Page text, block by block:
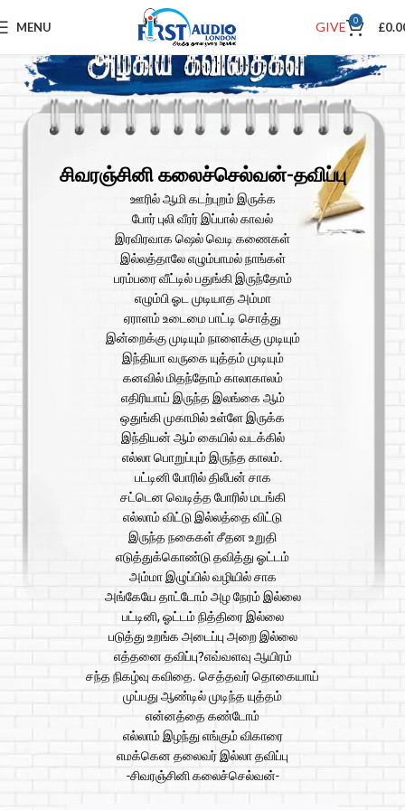
MENU GIVE 0 £
சிவரஞ்சினி கலைச்செல்வன்-தவிப்பு
ஊரில் ஆமி கடற்புறம் இருக்க
போர் புலி வீரர் இப்பால் காவல்
இரவிரவாக ஷெல் வெடி கணைகள்
இல்லத்தாலே எழும்பாமல் நாங்கள்
பரம்பரை வீட்டில் பதுங்கி இருந்தோம்
எழும்பி ஓட முடியாத அம்மா
ஏராளம் உடைமை பாட்டி சொத்து
இன்றைக்கு முடியும் நாளைக்கு முடியும்
இந்தியா வருகை யுத்தம் முடியும்
கனவில் மிதந்தோம் காலாகாலம்
எதிரியாய் இருந்த இலங்கை ஆம்
ஒதுங்கி முகாமில் உள்ளே இருக்க
இந்தியன் ஆம் கையில் வடக்கில்
எல்லா பொறுப்பும் இருந்த காலம்.
பட்டினி போரில் திலீபன் சாக
சட்டென வெடித்த போரில் மடங்கி
எல்லாம் விட்டு இல்லத்தை விட்டு
இருந்த நகைகள் சீதன உறுதி
எடுத்துக்கொண்டு தவித்து ஓட்டம்
அம்மா இழுப்பில் வழியில் சாக
அங்கேயே தாட்டோம் அழ நேரம் இல்லை
பட்டினி, ஓட்டம் நித்திரை இல்லை
படுத்து உறங்க அடைப்பு அறை இல்லை
எத்தனை தவிப்பு?எவ்வளவு ஆயிரம்
சந்த நிகழ்வு கவிதை. செத்தவர் தொகையாய்
முப்பது ஆண்டில் முடிந்த யுத்தம்
என்னத்தை கண்டோம்
எல்லாம் இழந்து எங்கும் விகாரை
எமக்கென தலைவர் இல்லா தவிப்பு
-சிவரஞ்சினி கலைச்செல்வன்-